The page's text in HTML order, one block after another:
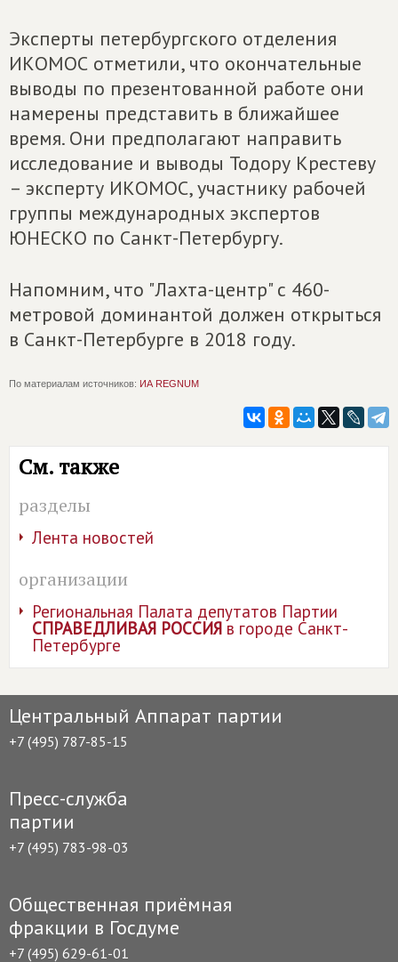
Эксперты петербургского отделения
ИКОМОС отметили, что окончательные
выводы по презентованной работе они
намерены представить в ближайшее
время. Они предполагают направить
исследование и выводы Тодору Крестеву
– эксперту ИКОМОС, участнику рабочей
группы международных экспертов
ЮНЕСКО по Санкт-Петербургу.
Напомним, что "Лахта-центр" с 460-
метровой доминантой должен открыться
в Санкт-Петербурге в 2018 году.
По материалам источников: ИА REGNUM
См. также
разделы
Лента новостей
организации
Региональная Палата депутатов Партии
СПРАВЕДЛИВАЯ РОССИЯв городе Санкт-
Петербурге
Центральный Аппарат партии
+7 (495) 787-85-15
Пресс-служба
партии
+7 (495) 783-98-03
Общественная приёмная
фракции в Госдуме
+7 (495) 629-61-01